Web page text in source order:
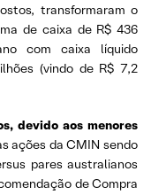
transformaram o
de caixa de R$ 436
com caixa líquido
(vindo de R$ 7,2
devido aos menores
ações da CMIN sendo
pares australianos
de Compra